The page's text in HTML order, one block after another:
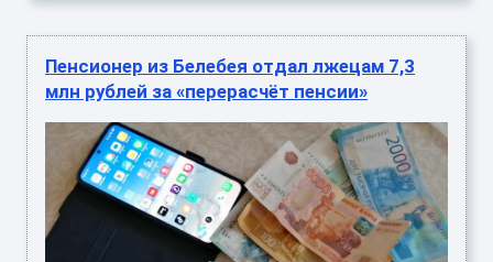
Пенсионер из Белебея отдал лжецам 7,3
млн рублей за «перерасчёт пенсии»